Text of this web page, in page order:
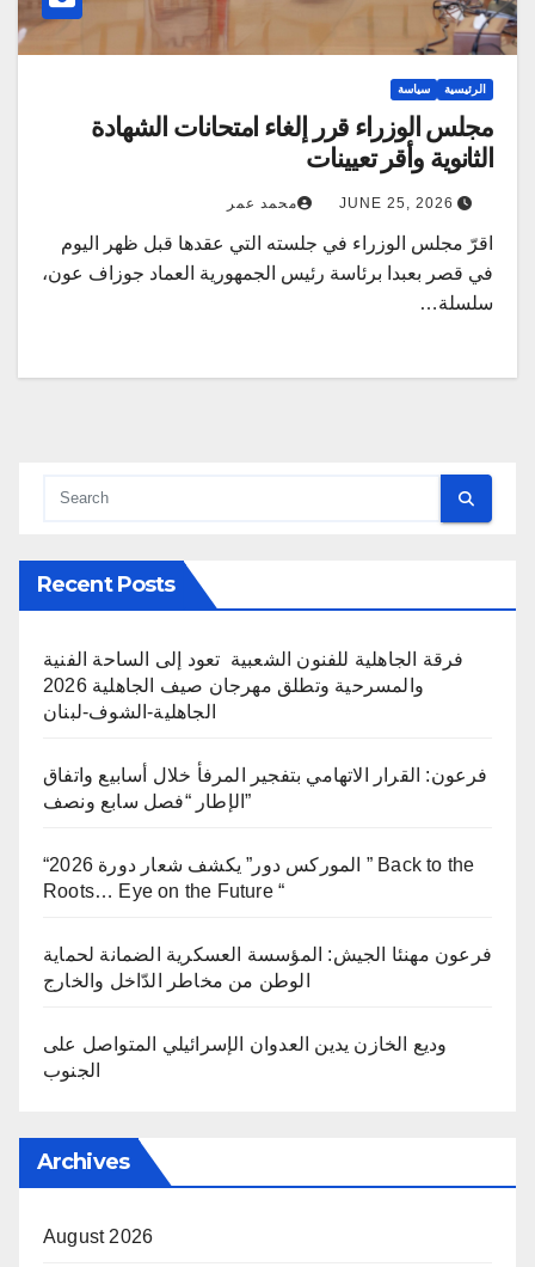
الرئيسية سياسة
مجلس الوزراء قرر إلغاء امتحانات الشهادة
الثانوية وأقر تعيينات
JUNE 25, 2026 محمد عمر
اقرّ مجلس الوزراء في جلسته التي عقدها قبل ظهر اليوم
في قصر بعبدا برئاسة رئيس الجمهورية العماد جوزاف عون،
سلسلة…
Recent Posts
فرقة الجاهلية للفنون الشعبية تعود إلى الساحة الفنية
والمسرحية وتطلق مهرجان صيف الجاهلية 2026
الجاهلية-الشوف-لبنان
فرعون: القرار الاتهامي بتفجير المرفأ خلال أسابيع واتفاق
الإطار “فصل سابع ونصف”
“الموركس دور” يكشف شعار دورة 2026 ” Back to the
Roots… Eye on the Future “
فرعون مهنئا الجيش: المؤسسة العسكرية الضمانة لحماية
الوطن من مخاطر الدّاخل والخارج
وديع الخازن يدين العدوان الإسرائيلي المتواصل على
الجنوب
Archives
August 2026